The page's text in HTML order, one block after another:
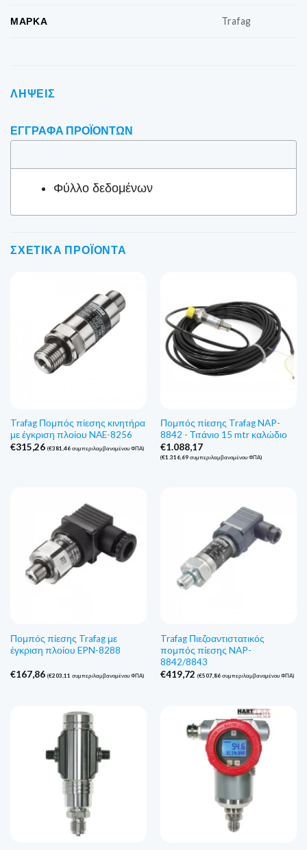
ΜΆΡΚΑ Trafag
ΛΉΨΕΙΣ
ΈΓΓΡΑΦΑ ΠΡΟΪΌΝΤΩΝ
Φύλλο δεδομένων
ΣΧΕΤΙΚΆ ΠΡΟΪΌΝΤΑ
Trafag Πομπός πίεσης κινητήρα
με έγκριση πλοίου NAE-8256
€315,26 (€381,46συμπεριλαμβανομένου ΦΠΑ)
Πομπός πίεσης Trafag NAP-
8842 - Τιτάνιο 15 mtr καλώδιο
€1.088,17
(€1.316,69συμπεριλαμβανομένου ΦΠΑ)
Πομπός πίεσης Trafag με
έγκριση πλοίου EPN-8288
€167,86 (€203,11 συμπεριλαμβανομένου ΦΠΑ)
Trafag Πιεζοαντιστατικός
πομπός πίεσης NAP-
8842/8843
€419,72 (€507,86συμπεριλαμβανομένου ΦΠΑ)